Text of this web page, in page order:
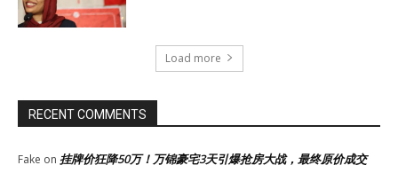
Load more
RECENT COMMENTS
Fake on 挂牌价狂降50万！万锦豪宅3天引爆抢房大战，最终原价成交